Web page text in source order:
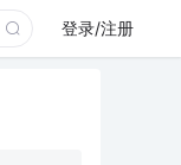
登录/注册